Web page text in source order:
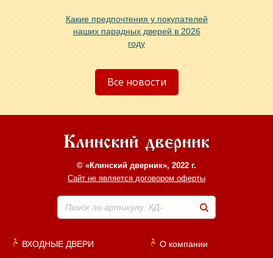
Какие предпочтения у покупателей
наших парадных дверей в 2026
году
Все новости
© «Клинский дверник», 2022 г.
Сайт не является договором оферты
Поиск по артикулу: КД-
ВХОДНЫЕ ДВЕРИ
О компании